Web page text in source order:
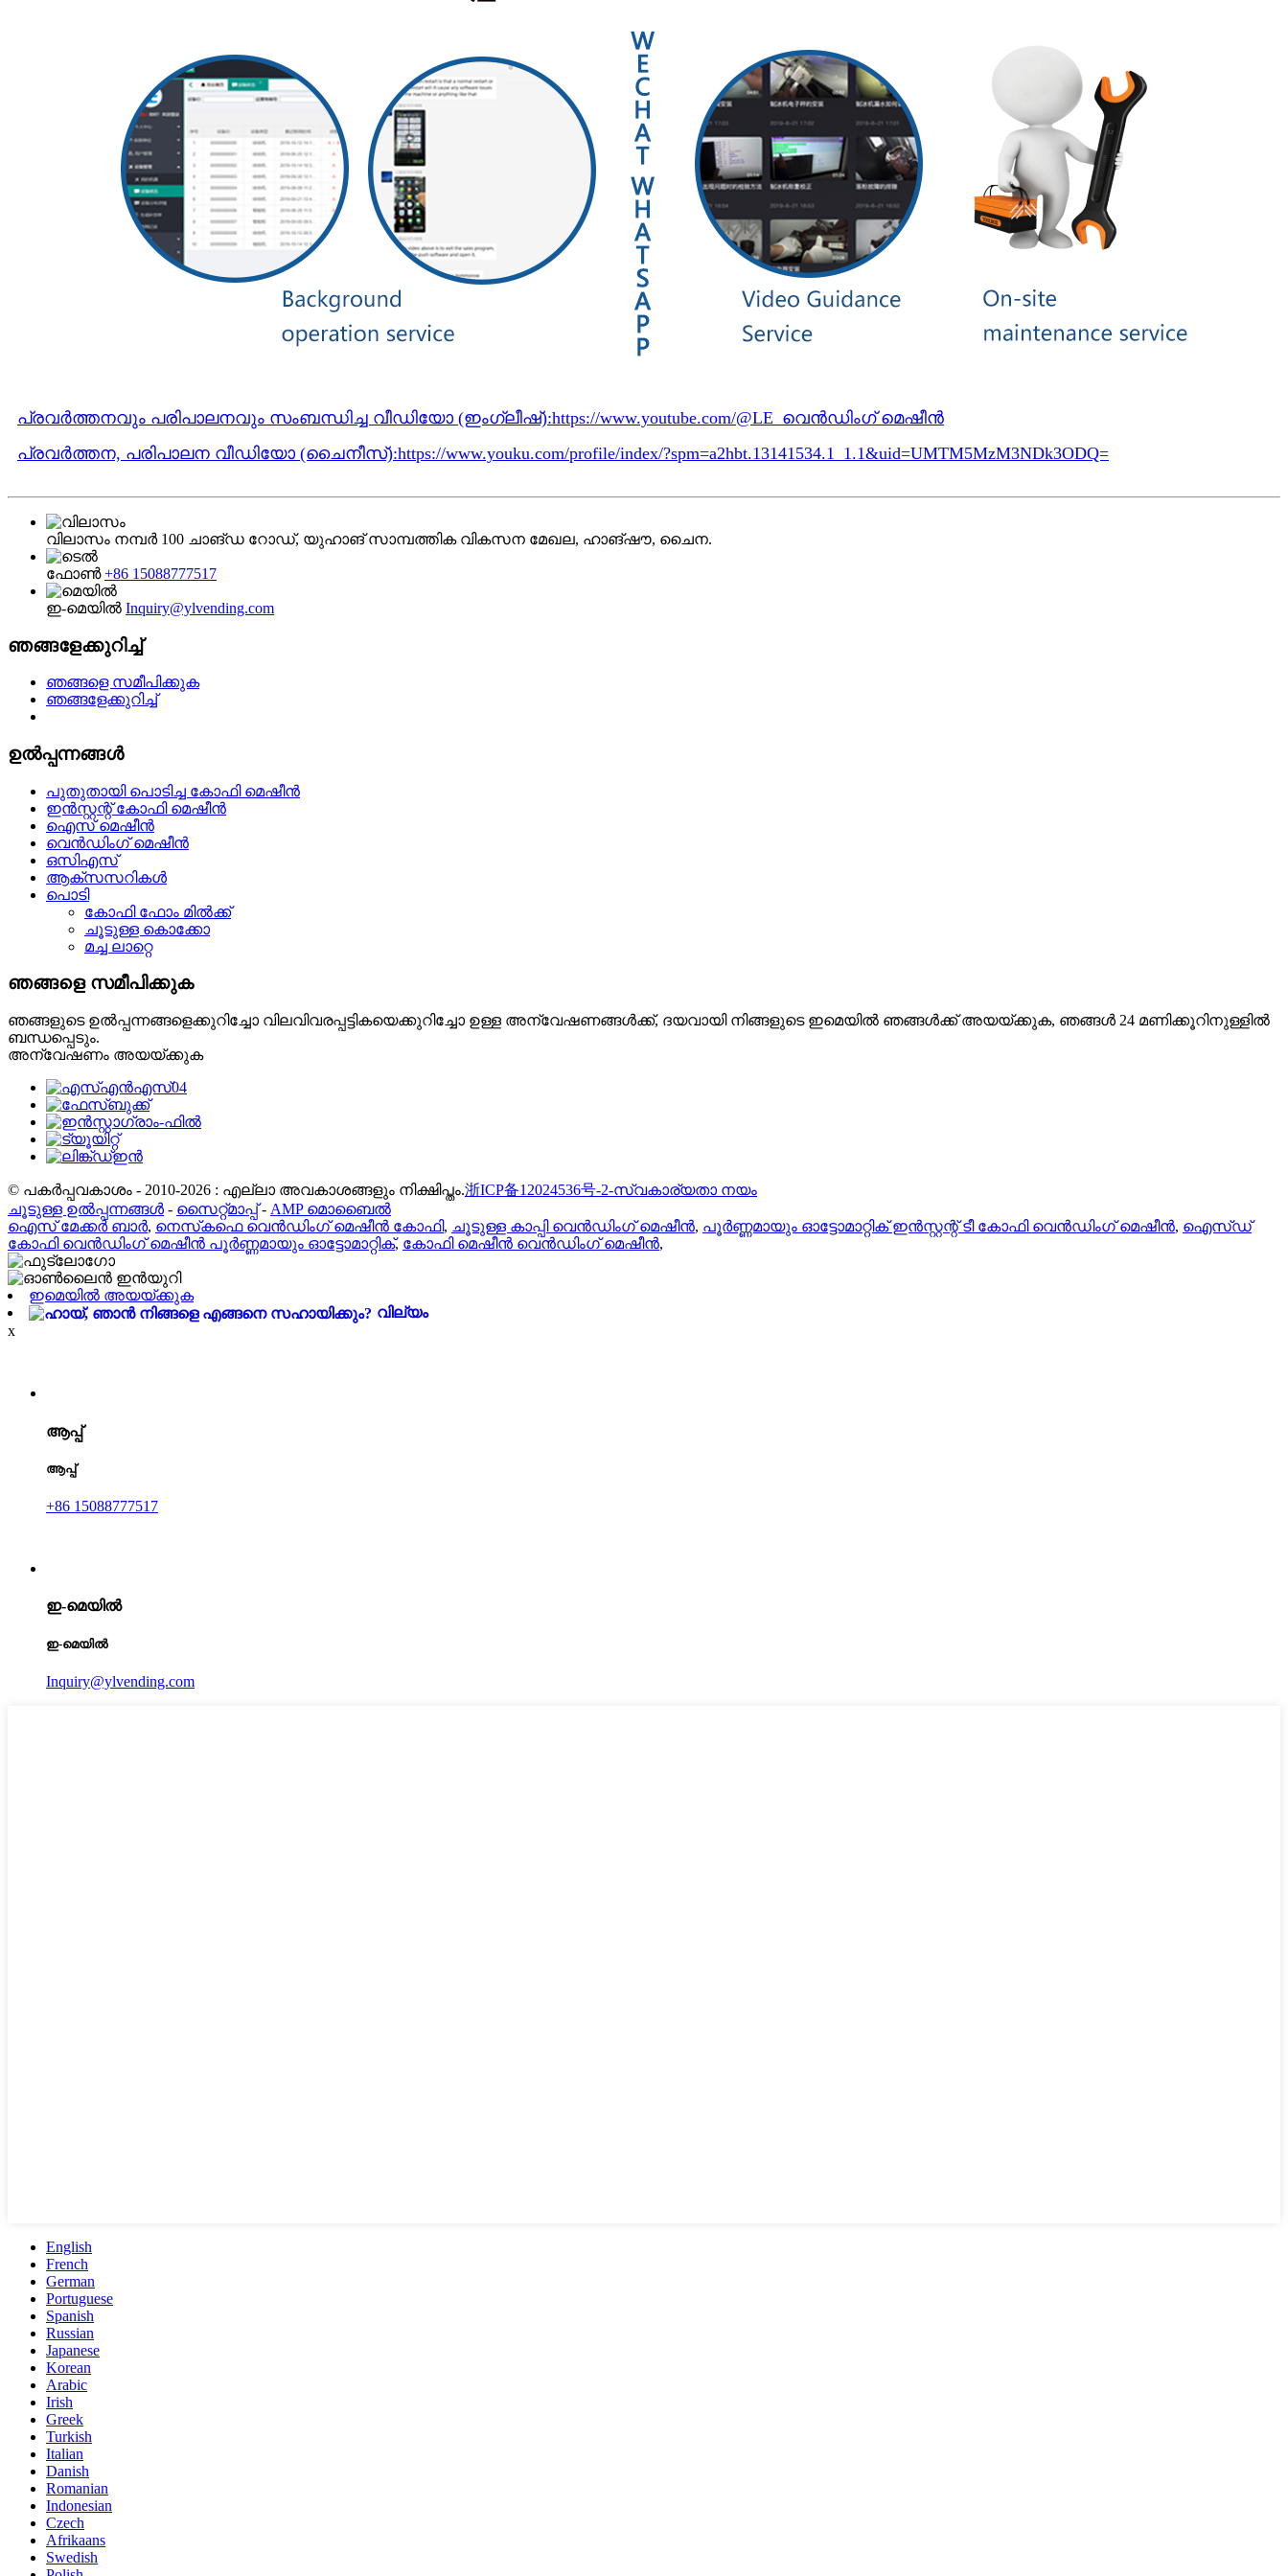
പ്രവർത്തനവും പരിപാലനവും സംബന്ധിച്ച വീഡിയോ (ഇംഗ്ലീഷ്):https://www.youtube.com/@LE_വെൻഡിംഗ് മെഷീൻ
പ്രവർത്തന, പരിപാലന വീഡിയോ (ചൈനീസ്):https://www.youku.com/profile/index/?spm=a2hbt.13141534.1_1.1&uid=UMTM5MzM3NDk3ODQ=
വിലാസം നമ്പർ 100 ചാങ്‌ഡ റോഡ്, യുഹാങ് സാമ്പത്തിക വികസന മേഖല, ഹാങ്‌ഷൗ, ചൈന.
ഫോൺ +86 15088777517
ഇ-മെയിൽ Inquiry@ylvending.com
ഞങ്ങളേക്കുറിച്ച്
ഞങ്ങളെ സമീപിക്കുക
ഞങ്ങളേക്കുറിച്ച്
ഉൽപ്പന്നങ്ങൾ
പുതുതായി പൊടിച്ച കോഫി മെഷീൻ
ഇൻസ്റ്റന്റ് കോഫി മെഷീൻ
ഐസ് മെഷീൻ
വെൻഡിംഗ് മെഷീൻ
ഒസിഎസ്
ആക്‌സസറികൾ
പൊടി
കോഫി ഫോം മിൽക്ക്
ചൂടുള്ള കൊക്കോ
മച്ച ലാറ്റെ
ഞങ്ങളെ സമീപിക്കുക
ഞങ്ങളുടെ ഉൽപ്പന്നങ്ങളെക്കുറിച്ചോ വിലവിവരപ്പട്ടികയെക്കുറിച്ചോ ഉള്ള അന്വേഷണങ്ങൾക്ക്, ദയവായി നിങ്ങളുടെ ഇമെയിൽ ഞങ്ങൾക്ക് അയയ്ക്കുക, ഞങ്ങൾ 24 മണിക്കൂറിനുള്ളിൽ
ബന്ധപ്പെടും.
അന്വേഷണം അയയ്ക്കുക
© പകർപ്പവകാശം - 2010-2026 : എല്ലാ അവകാശങ്ങളും നിക്ഷിപ്തം.浙ICP备12024536号-2-സ്വകാര്യതാ നയം
ചൂടുള്ള ഉൽപ്പന്നങ്ങൾ - സൈറ്റ്മാപ്പ്- AMP മൊബൈൽ
ഐസ് മേക്കർ ബാർ, നെസ്‌കഫെ വെൻഡിംഗ് മെഷീൻ കോഫി, ചൂടുള്ള കാപ്പി വെൻഡിംഗ് മെഷീൻ, പൂർണ്ണമായും ഓട്ടോമാറ്റിക് ഇൻസ്റ്റന്റ് ടീ ​​കോഫി വെൻഡിംഗ് മെഷീൻ, ഐസ്ഡ്
കോഫി വെൻഡിംഗ് മെഷീൻ പൂർണ്ണമായും ഓട്ടോമാറ്റിക്, കോഫി മെഷീൻ വെൻഡിംഗ് മെഷീൻ,
ഇമെയിൽ അയയ്ക്കുക
വില്യം
x
ആപ്പ്
ആപ്പ്
+86 15088777517
ഇ-മെയിൽ
ഇ-മെയിൽ
Inquiry@ylvending.com
English
French
German
Portuguese
Spanish
Russian
Japanese
Korean
Arabic
Irish
Greek
Turkish
Italian
Danish
Romanian
Indonesian
Czech
Afrikaans
Swedish